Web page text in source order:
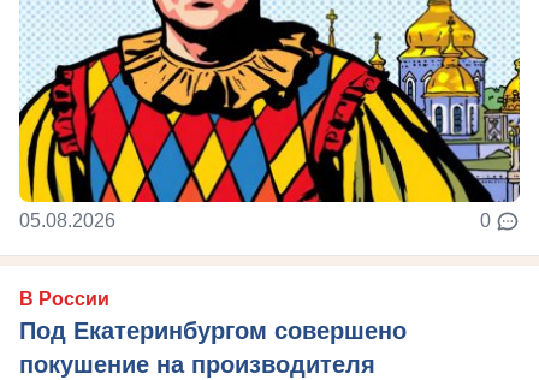
05.08.2026 0
В России
Под Екатеринбургом совершено
покушение на производителя